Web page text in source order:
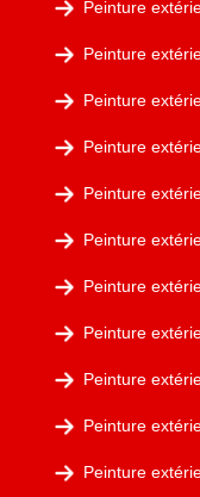
Peinture
Peinture
Peinture
Peinture
Peinture
Peinture
Peinture
Peinture
Peinture
Peinture
Peinture